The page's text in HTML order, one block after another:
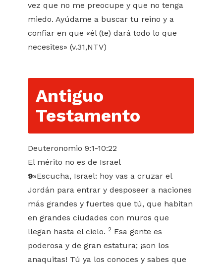
vez que no me preocupe y que no tenga
miedo. Ayúdame a buscar tu reino y a
confiar en que «él (te) dará todo lo que
necesites» (v.31,NTV)
Antiguo
Testamento
Deuteronomio 9:1-10:22
El mérito no es de Israel
9»Escucha, Israel: hoy vas a cruzar el
Jordán para entrar y desposeer a naciones
más grandes y fuertes que tú, que habitan
en grandes ciudades con muros que
llegan hasta el cielo. 2 Esa gente es
poderosa y de gran estatura; ¡son los
anaquitas! Tú ya los conoces y sabes que